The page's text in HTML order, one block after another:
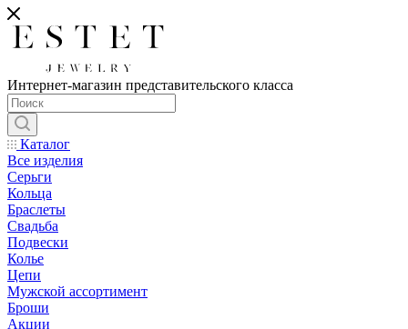
Интернет-магазин представительского класса
Каталог
Все изделия
Серьги
Кольца
Браслеты
Свадьба
Подвески
Колье
Цепи
Мужской ассортимент
Броши
Акции